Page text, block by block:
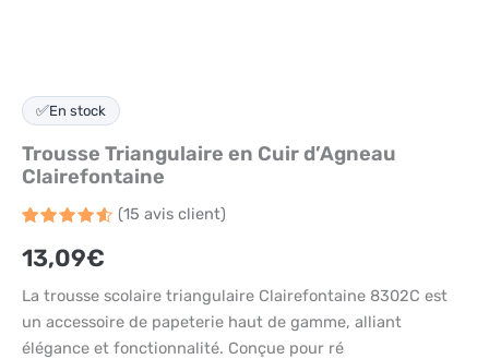
✅En stock
Trousse Triangulaire en Cuir d’Agneau
Clairefontaine
sur 5
basé
notations
(15 avis client)
13,09€
La trousse scolaire triangulaire Clairefontaine 8302C est
un accessoire de papeterie haut de gamme, alliant
élégance et fonctionnalité. Conçue pour ré